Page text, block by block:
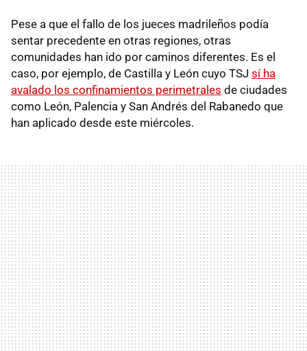
Pese a que el fallo de los jueces madrileños podía
sentar precedente en otras regiones, otras
comunidades han ido por caminos diferentes. Es el
caso, por ejemplo, de Castilla y León cuyo TSJ sí ha
avalado los confinamientos perimetrales de ciudades
como León, Palencia y San Andrés del Rabanedo que
han aplicado desde este miércoles.